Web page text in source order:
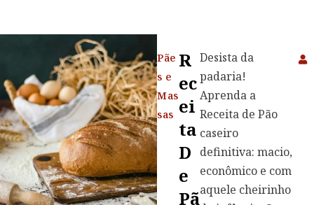
Pãe
s e
Mas
sas
R
Ec
Ei
Ta
D
E
Pã
Desista da
padaria!
Aprenda a
Receita de Pão
caseiro
definitiva: macio,
econômico e com
aquele cheirinho